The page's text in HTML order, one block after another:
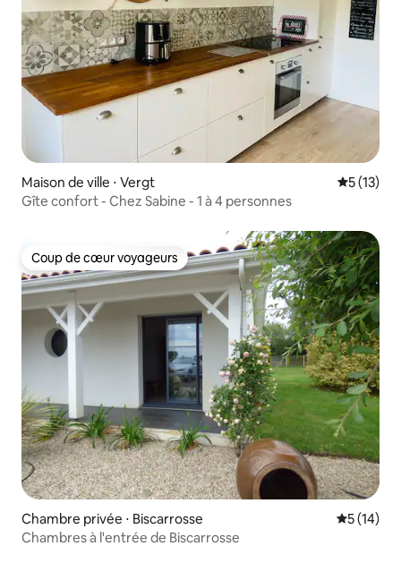
Maison de ville ⋅ Vergt
5 (13)
Gîte confort - Chez Sabine - 1 à 4 personnes
Coup de cœur voyageurs
Coup de cœur voyageurs
Chambre privée ⋅ Biscarrosse
5 (14)
Chambres à l'entrée de Biscarrosse